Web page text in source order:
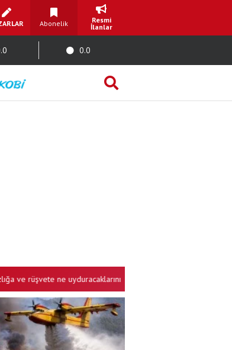
Abonelik
Resmi
İlanlar
0.0
ne uyduracaklarını şaşırdılar